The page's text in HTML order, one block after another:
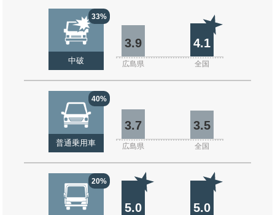
33%
中破
3.9 4.1
広島県 全国
40%
普通乗用車
3.7 3.5
広島県 全国
20%
5.0 5.0